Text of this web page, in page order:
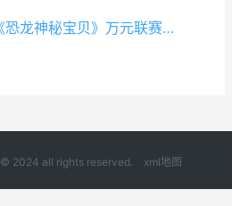
石器时代手机游戏《恐龙神秘宝贝》万元联赛第3届报名
© 2024 all rights reserved. xml地图